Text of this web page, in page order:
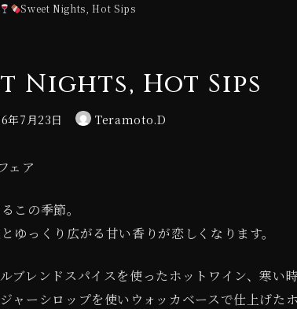
Sweet Nights, Hot Sips
Nights, Hot Sips
年7月23日 Teramoto.D
ェア
この季節。
ゆっくり広がる甘い香りが恋しくなります。
ブレンドスパイスを使ったホットワイン、寒い
ャーシロップを使いウォッカベースで仕上げた